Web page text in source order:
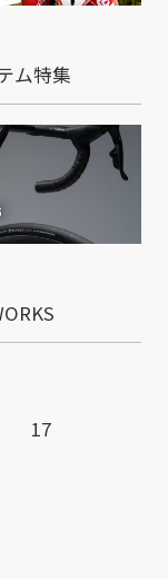
ム特集
17